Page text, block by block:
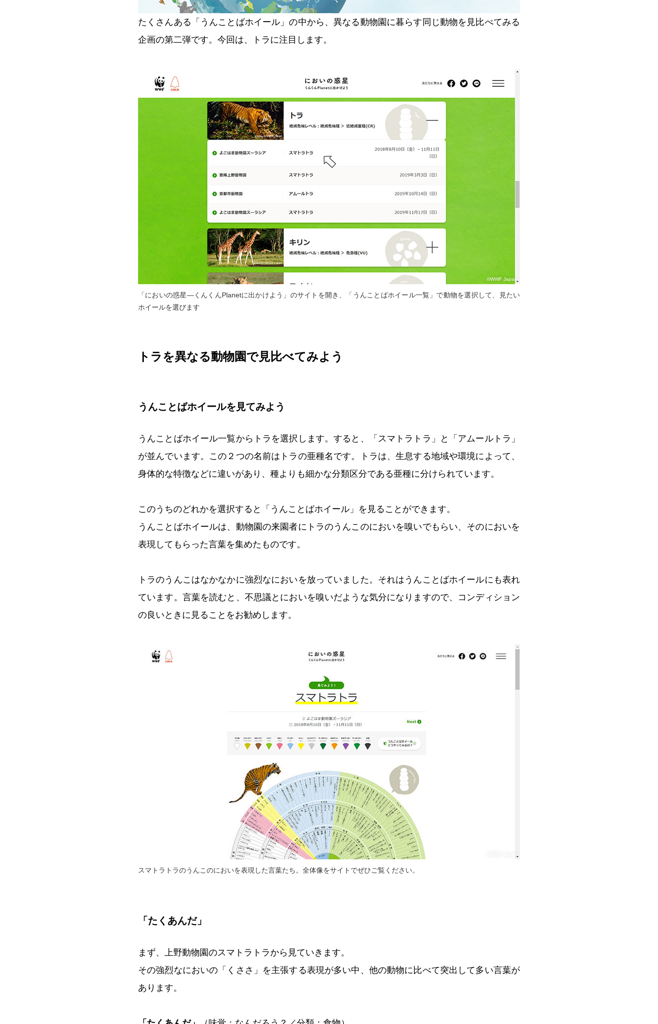
たくさんある「うんことばホイール」の中から、異なる動物園に暮らす同じ動物を見比べてみる
企画の第二弾です。今回は、トラに注目します。
©WWF Japan
「においの惑星―くんくんPlanetに出かけよう」のサイトを開き、「うんことばホイール一覧」で動物を選択して、見たい
ホイールを選びます
トラを異なる動物園で見比べてみよう
うんことばホイールを見てみよう
うんことばホイール一覧からトラを選択します。すると、「スマトラトラ」と「アムールトラ」
が並んでいます。この２つの名前はトラの亜種名です。トラは、生息する地域や環境によって、
身体的な特徴などに違いがあり、種よりも細かな分類区分である亜種に分けられています。
このうちのどれかを選択すると「うんことばホイール」を見ることができます。
うんことばホイールは、動物園の来園者にトラのうんこのにおいを嗅いでもらい、そのにおいを
表現してもらった言葉を集めたものです。
トラのうんこはなかなかに強烈なにおいを放っていました。それはうんことばホイールにも表れ
ています。言葉を読むと、不思議とにおいを嗅いだような気分になりますので、コンディション
の良いときに見ることをお勧めします。
スマトラトラのうんこのにおいを表現した言葉たち。全体像をサイトでぜひご覧ください。
「たくあんだ」
まず、上野動物園のスマトラトラから見ていきます。
その強烈なにおいの「くささ」を主張する表現が多い中、他の動物に比べて突出して多い言葉が
あります。